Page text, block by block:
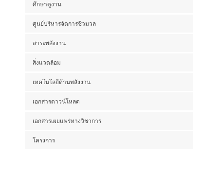
ศึกษาดูงาน
ศูนย์บริหารจัดการชีวมวล
สาระพลังงาน
สิ่งแวดล้อม
เทคโนโลยีด้านพลังงาน
เอกสารดาวน์โหลด
เอกสารเผยแพร่ทางวิชาการ
โครงการ